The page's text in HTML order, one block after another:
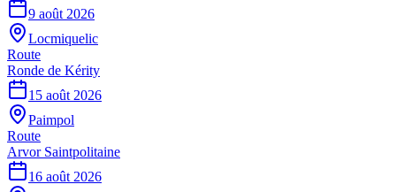
9 août 2026
Locmiquelic
Route
Ronde de Kérity
15 août 2026
Paimpol
Route
Arvor Saintpolitaine
16 août 2026